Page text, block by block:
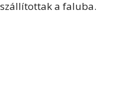
szállítottak a faluba.